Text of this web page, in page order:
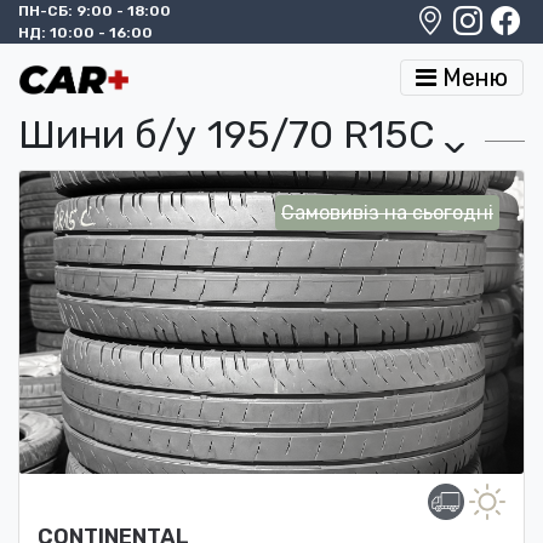
ПН-СБ: 9:00 - 18:00
НД: 10:00 - 16:00
Меню
Шини б/у 195/70 R15C›
Самовивіз на сьогодні
CONTINENTAL